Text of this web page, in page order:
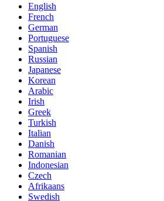
English
French
German
Portuguese
Spanish
Russian
Japanese
Korean
Arabic
Irish
Greek
Turkish
Italian
Danish
Romanian
Indonesian
Czech
Afrikaans
Swedish